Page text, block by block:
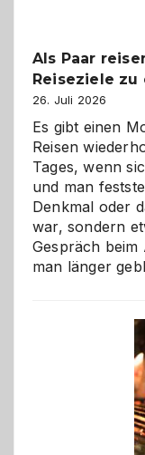
Als Paar
Reiseziele zu
26. Juli 2026
Es gibt einen
Reisen
Tages, wenn
und man
Denkmal oder
war, sondern
Gespräch beim
man länger